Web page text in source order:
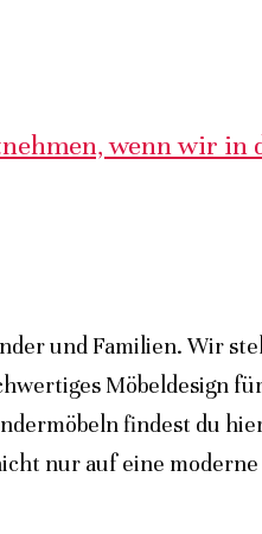
wenn wir in
und Familien. Wir
Möbeldesign
findest du
nur auf eine